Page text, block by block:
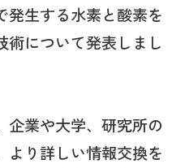
発生する水素と酸素を
について発表しまし
企業や大学、研究所の
より詳しい情報交換を